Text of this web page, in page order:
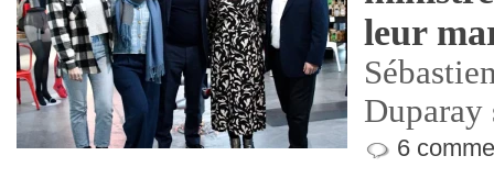
leur
Duparay
6